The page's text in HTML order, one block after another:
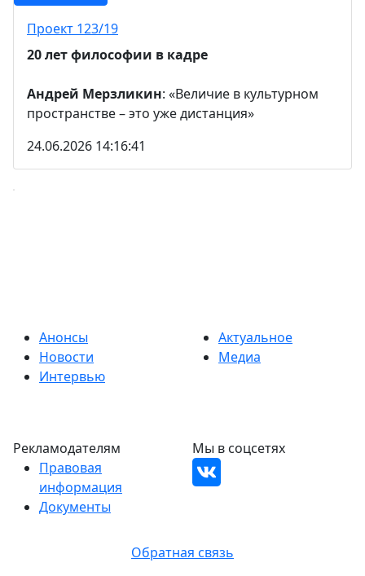
Проект 123/19
20 лет философии в кадре
Андрей Мерзликин: «Величие в культурном
пространстве – это уже дистанция»
24.06.2026 14:16:41
Анонсы
Новости
Интервью
Актуальное
Медиа
Обратная связь
Рекламодателям
Правовая
информация
Документы
Мы в соцсетях